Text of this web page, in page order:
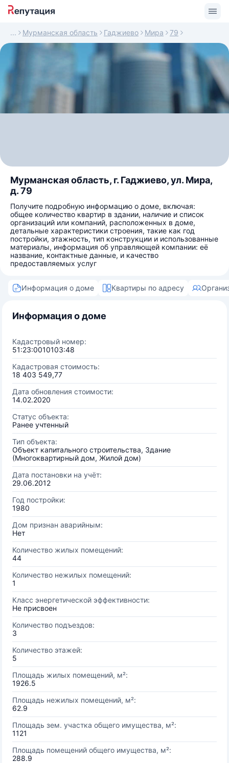
Мурманская область Гаджиево Мира 79
Мурманская область, г. Гаджиево, ул. Мира,
д. 79
Получите подробную информацию о доме, включая:
общее количество квартир в здании, наличие и список
организаций или компаний, расположенных в доме,
детальные характеристики строения, такие как год
постройки, этажность, тип конструкции и использованные
материалы, информация об управляющей компании: её
название, контактные данные, и качество
предоставляемых услуг
Информация о доме Квартиры по адресу
Информация о доме
Кадастровый номер:
51:23:0010103:48
Кадастровая стоимость:
18 403 549,77
Дата обновления стоимости:
14.02.2020
Статус объекта:
Ранее учтенный
Тип объекта:
Объект капитального строительства, Здание
(Многоквартирный дом, Жилой дом)
Дата постановки на учёт:
29.06.2012
Год постройки:
1980
Дом признан аварийным:
Нет
Количество жилых помещений:
44
Количество нежилых помещений:
1
Класс энергетической эффективности:
Не присвоен
Количество подъездов:
3
Количество этажей:
5
Площадь жилых помещений, м²:
1926.5
Площадь нежилых помещений, м²:
62.9
Площадь зем. участка общего имущества, м²:
1121
Площадь помещений общего имущества, м²:
288.9